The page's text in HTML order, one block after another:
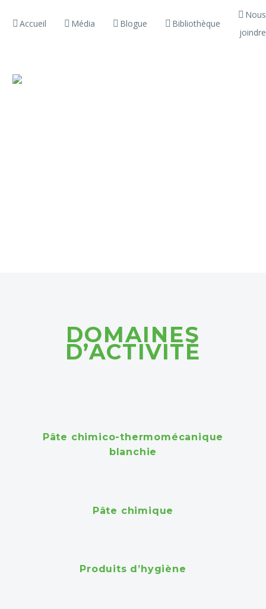
Accueil Média Blogue Bibliothèque
Nous
joindre
DOMAINES
D’ACTIVITÉ
Pâte chimico-thermomécanique
blanchie
Pâte chimique
Produits d’hygiène